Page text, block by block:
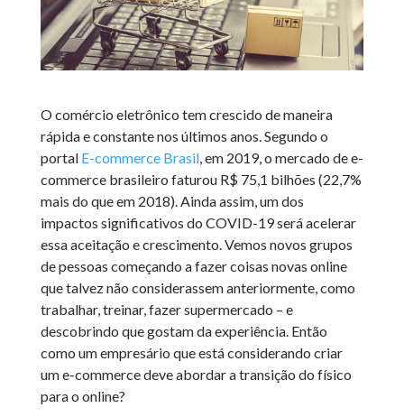
O comércio eletrônico tem crescido de maneira
rápida e constante nos últimos anos. Segundo o
portal E-commerce Brasil, em 2019, o mercado de e-
commerce brasileiro faturou R$ 75,1 bilhões (22,7%
mais do que em 2018). Ainda assim, um dos
impactos significativos do COVID-19 será acelerar
essa aceitação e crescimento. Vemos novos grupos
de pessoas começando a fazer coisas novas online
que talvez não considerassem anteriormente, como
trabalhar, treinar, fazer supermercado – e
descobrindo que gostam da experiência. Então
como um empresário que está considerando criar
um e-commerce deve abordar a transição do físico
para o online?